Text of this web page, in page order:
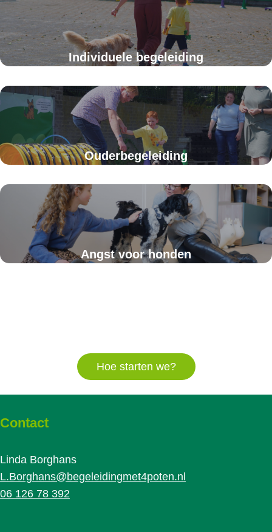
Individuele begeleiding
Ouderbegeleiding
Angst voor honden
Hoe starten we?
Contact
Linda Borghans
L.Borghans@begeleidingmet4poten.nl
06 126 78 392